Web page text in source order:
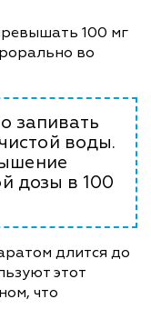
100 мг
во
запивать
воды.
дозы в 100
длится до
этот
что